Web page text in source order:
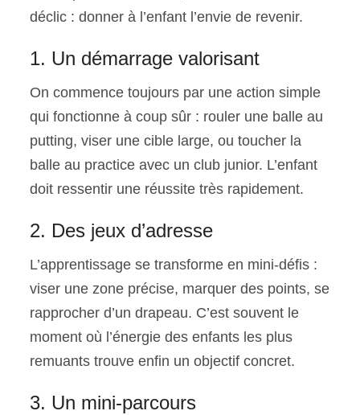
déclic : donner à l’enfant l’envie de revenir.
1. Un démarrage valorisant
On commence toujours par une action simple
qui fonctionne à coup sûr : rouler une balle au
putting, viser une cible large, ou toucher la
balle au practice avec un club junior. L’enfant
doit ressentir une réussite très rapidement.
2. Des jeux d’adresse
L’apprentissage se transforme en mini-défis :
viser une zone précise, marquer des points, se
rapprocher d’un drapeau. C’est souvent le
moment où l’énergie des enfants les plus
remuants trouve enfin un objectif concret.
3. Un mini-parcours